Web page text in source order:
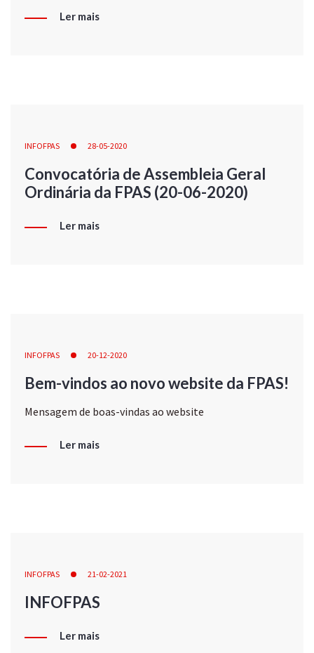
Ler mais
INFOFPAS 28-05-2020
Convocatória de Assembleia Geral
Ordinária da FPAS (20-06-2020)
Ler mais
INFOFPAS 20-12-2020
Bem-vindos ao novo website da FPAS!
Mensagem de boas-vindas ao website
Ler mais
INFOFPAS 21-02-2021
INFOFPAS
Ler mais